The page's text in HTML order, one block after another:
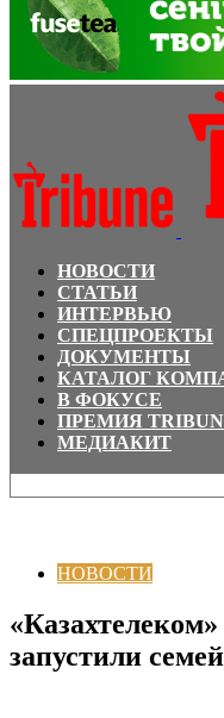
НОВОСТИ
СТАТЬИ
ИНТЕРВЬЮ
СПЕЦПРОЕКТЫ
ДОКУМЕНТЫ
КАТАЛОГ
В ФОКУСЕ
ПРЕМИЯ
МЕДИАКИТ
НОВОСТИ
запустили